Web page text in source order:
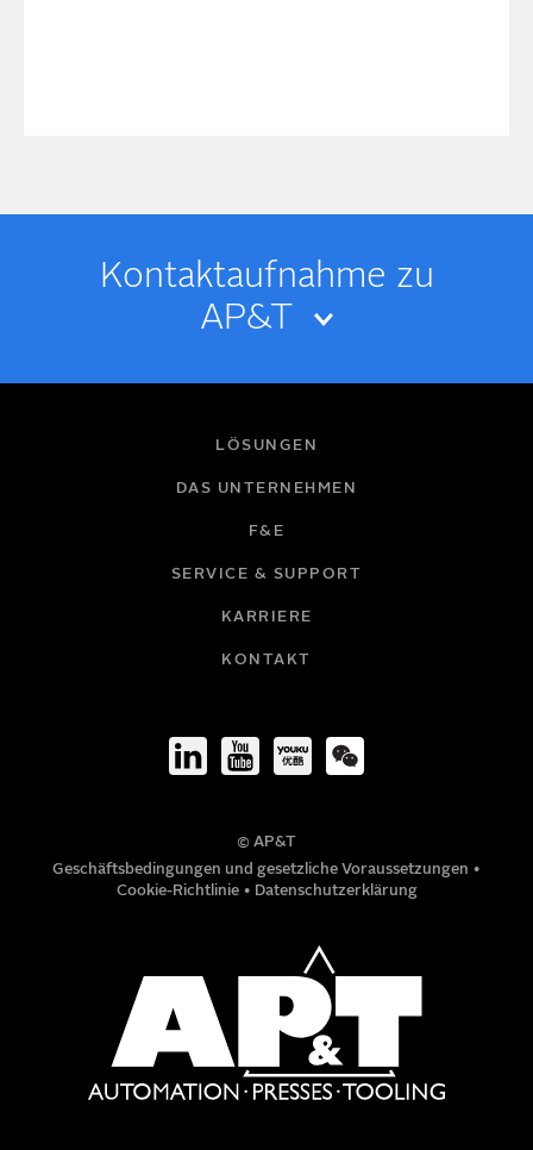
Kontakt­­aufnahme zu
AP&T
© AP&T
Geschäftsbedingungen und gesetzliche Voraussetzungen •
Cookie-Richtlinie • Datenschutzerklärung
LÖSUNGEN
DAS UNTERNEHMEN
F&E
SERVICE & SUPPORT
KARRIERE
KONTAKT